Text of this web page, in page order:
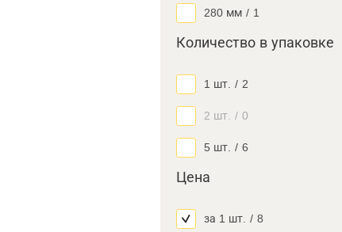
280 мм / 1
Количество в упаковке
1 шт. / 2
2 шт. / 0
5 шт. / 6
Цена
за 1 шт. / 8